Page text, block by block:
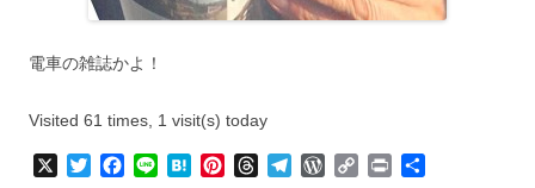
電車の雑誌かよ！
Visited 61 times, 1 visit(s) today
H
W
C